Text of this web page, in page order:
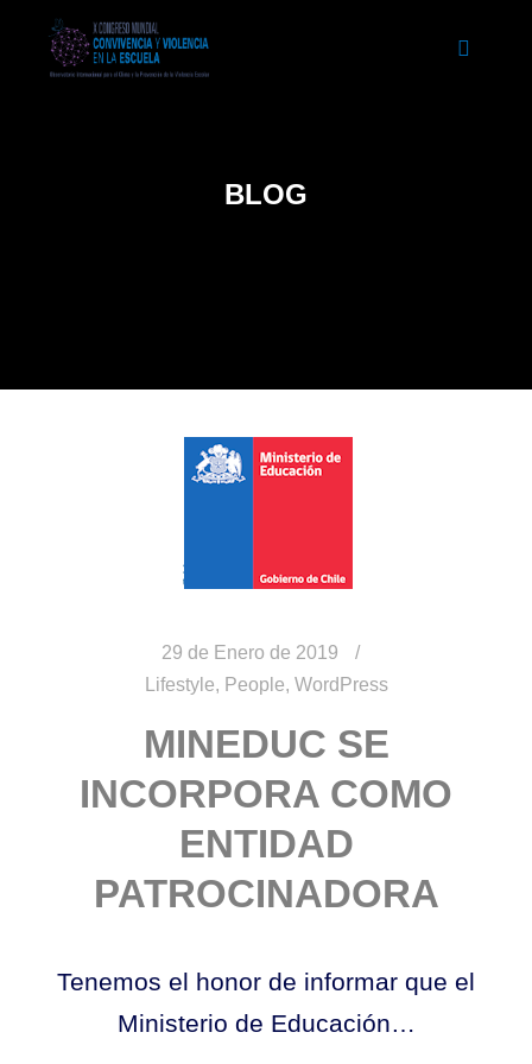
BLOG
29 de Enero de 2019
Lifestyle, People, WordPress
MINEDUC SE
INCORPORA COMO
ENTIDAD
PATROCINADORA
Tenemos el honor de informar que el
Ministerio de Educación…